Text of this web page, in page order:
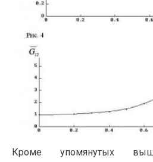
Кроме упомянутых